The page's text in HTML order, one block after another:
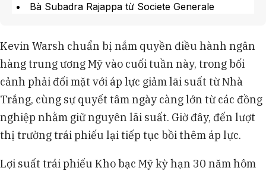
Bà Subadra Rajappa từ Societe Generale
chính sách tiền tệ.
Tổng thống Donald Trump cho biết sẽ để ông
Warsh tự quyết định về lãi suất, mặc dù trước đó
ông Trump từng bày tỏ mong muốn ông Warsh hạ
lãi suất.
Bà Julia Coronado từ MacroPolicy Perspectives
cho rằng ông Warsh nên lo ngại về các phản ứng
suy thoái.
Kevin Warsh chuẩn bị nắm quyền điều hành ngân
hàng trung ương Mỹ vào cuối tuần này, trong bối
cảnh phải đối mặt với áp lực giảm lãi suất từ Nhà
Trắng, cùng sự quyết tâm ngày càng lớn từ các đồng
nghiệp nhằm giữ nguyên lãi suất. Giờ đây, đến lượt
thị trường trái phiếu lại tiếp tục bồi thêm áp lực.
Lợi suất trái phiếu Kho bạc Mỹ kỳ hạn 30 năm hôm